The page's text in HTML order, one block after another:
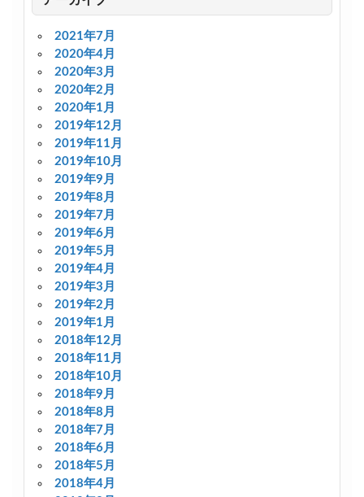
2021年7月
2020年4月
2020年3月
2020年2月
2020年1月
2019年12月
2019年11月
2019年10月
2019年9月
2019年8月
2019年7月
2019年6月
2019年5月
2019年4月
2019年3月
2019年2月
2019年1月
2018年12月
2018年11月
2018年10月
2018年9月
2018年8月
2018年7月
2018年6月
2018年5月
2018年4月